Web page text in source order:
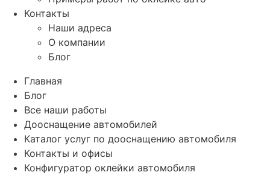
Контакты
Наши адреса
О компании
Блог
Главная
Блог
Все наши работы
Дооснащение автомобилей
Каталог услуг по дооснащению автомобиля
Контакты и офисы
Конфигуратор оклейки автомобиля